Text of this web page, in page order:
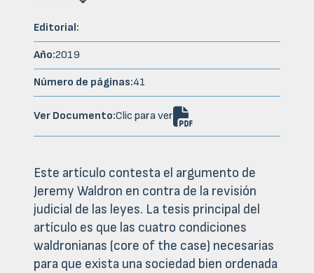
Editorial:
Año:2019
Número de páginas:41
Ver Documento:Clic para ver 
Este artículo contesta el argumento de
Jeremy Waldron en contra de la revisión
judicial de las leyes. La tesis principal del
artículo es que las cuatro condiciones
waldronianas (core of the case) necesarias
para que exista una sociedad bien ordenada